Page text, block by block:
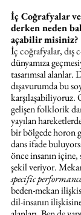
İç Coğrafyalar
derken neden
açabilir misiniz?
İç coğrafyalar, dış
dünyamıza
tasarımsal
dışavurumda bu
karşılaşabiliyoruz.
gelişen folklorik
yayılan
bir bölgede horon
dans ifade
önce insanın
şekil veriyor.
specific
beden-mekan
dil-insanın